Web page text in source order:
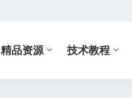
精品资源 技术教程